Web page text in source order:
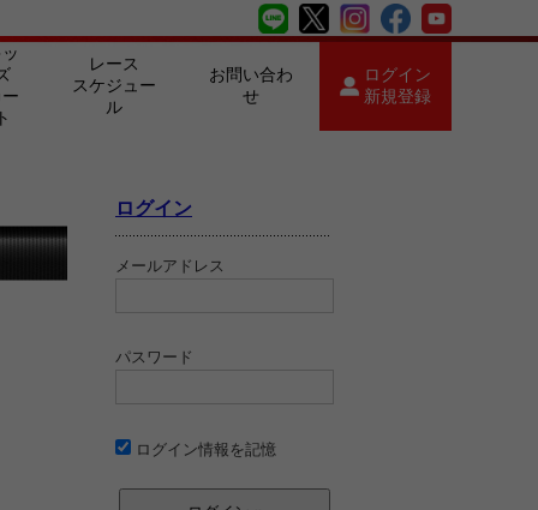
ー
ト
レース
スケジュー
ル
お問い合わ
せ
ログイン
新規登録
ログイン
メールアドレス
パスワード
ログイン情報を記憶